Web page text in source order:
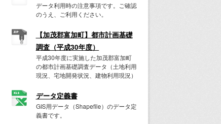
データ利用時の注意事項です。ご確認
のうえ、ご利用ください。
【加茂郡富加町】都市計画基礎
調査（平成30年度）
平成30年度に実施した加茂郡富加町
の都市計画基礎調査データ（土地利用
現況、宅地開発状況、建物利用現況）
データ定義書
GIS用データ（Shapefile）のデータ定
義書です。